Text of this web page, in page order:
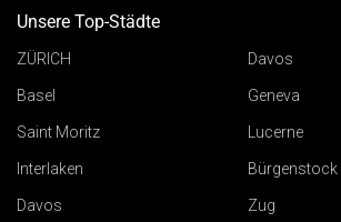
Unsere Top-Städte
ZÜRICH Davos
Basel Geneva
Saint Moritz Lucerne
Interlaken Bürgenstock
Davos Zug